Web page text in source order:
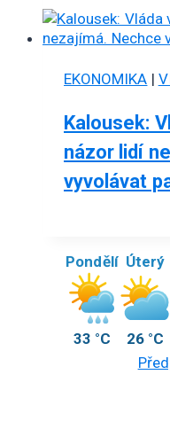
EKONOMIKA |
Kalousek:
názor lidí
vyvolávat
Pondělí
33 °C
Úterý
26 °C